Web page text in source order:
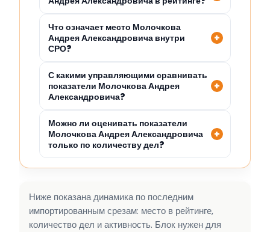
Что означает место Молочкова
Андрея Александровича внутри
СРО?
С какими управляющими сравнивать
показатели Молочкова Андрея
Александровича?
Можно ли оценивать показатели
Молочкова Андрея Александровича
только по количеству дел?
Ниже показана динамика по последним
импортированным срезам: место в рейтинге,
количество дел и активность. Блок нужен для